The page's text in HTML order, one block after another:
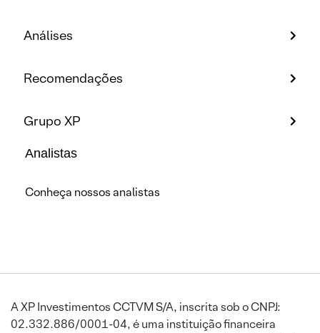
Análises
Recomendações
Grupo XP
Analistas
Conheça nossos analistas
A XP Investimentos CCTVM S/A, inscrita sob o CNPJ:
02.332.886/0001-04, é uma instituição financeira